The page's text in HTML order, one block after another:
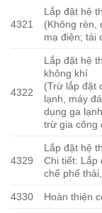
4321
Lắp đặt hệ
(Không rèn,
mạ điện; tái
4322
Lắp đặt hệ
không khí
(Trừ lắp đặt
lạnh, máy
dụng ga
trừ gia công
4329
Lắp đặt hệ
Chi tiết: Lắp
chế phế
4330 Hoàn thiện